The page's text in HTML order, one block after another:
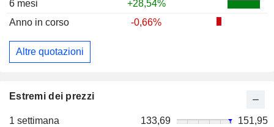
6 mesi
+28,54%
Anno in corso
-0,66%
Altre quotazioni
Estremi dei prezzi
1 settimana 133,69
151,95